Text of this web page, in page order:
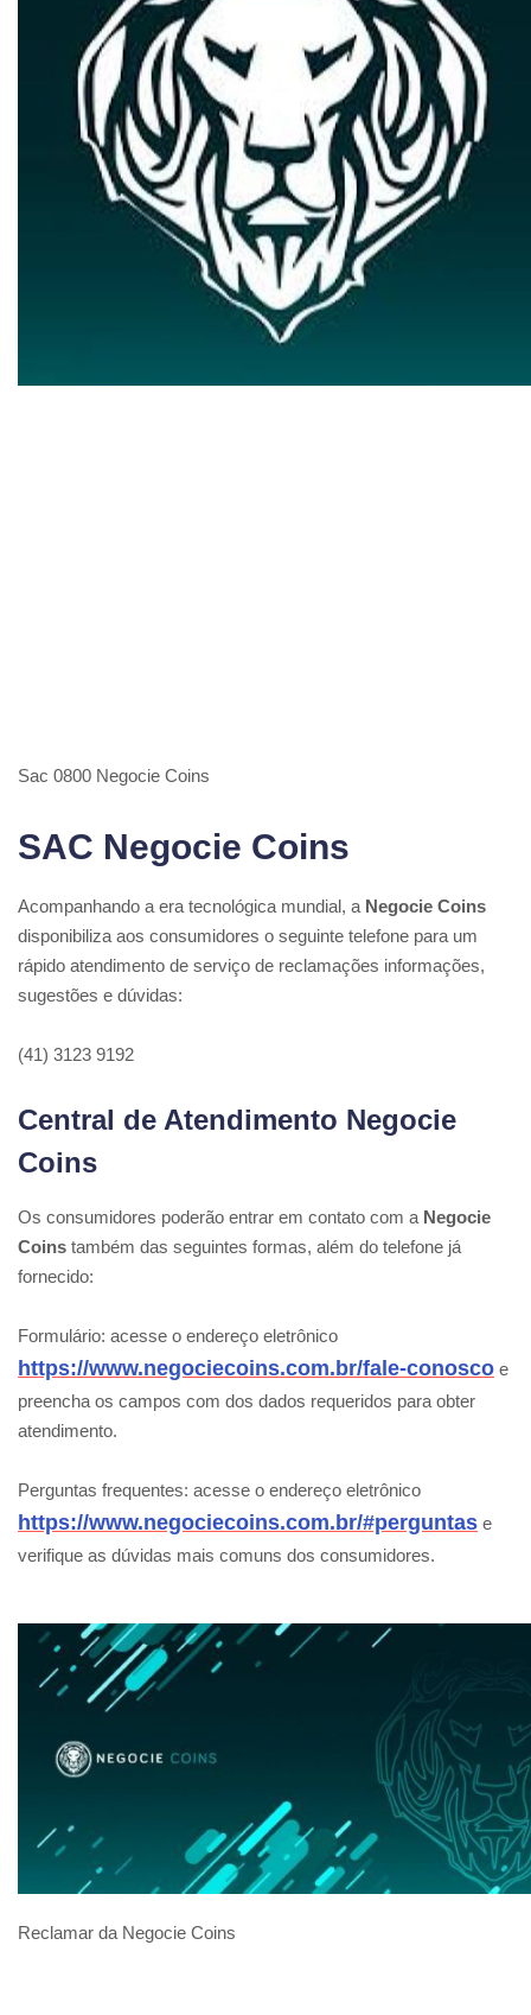
Sac 0800 Negocie Coins
SAC Negocie Coins
Acompanhando a era tecnológica mundial, a Negocie Coins
disponibiliza aos consumidores o seguinte telefone para um
rápido atendimento de serviço de reclamações informações,
sugestões e dúvidas:
(41) 3123 9192
Central de Atendimento Negocie
Coins
Os consumidores poderão entrar em contato com a Negocie
Coins também das seguintes formas, além do telefone já
fornecido:
Formulário: acesse o endereço eletrônico
https://www.negociecoins.com.br/fale-conosco e
preencha os campos com dos dados requeridos para obter
atendimento.
Perguntas frequentes: acesse o endereço eletrônico
https://www.negociecoins.com.br/#perguntas e
verifique as dúvidas mais comuns dos consumidores.
Reclamar da Negocie Coins